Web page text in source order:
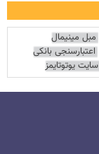
مبل مینیمال
اعتبارسنجی بانکی
سایت یوتوتایمز